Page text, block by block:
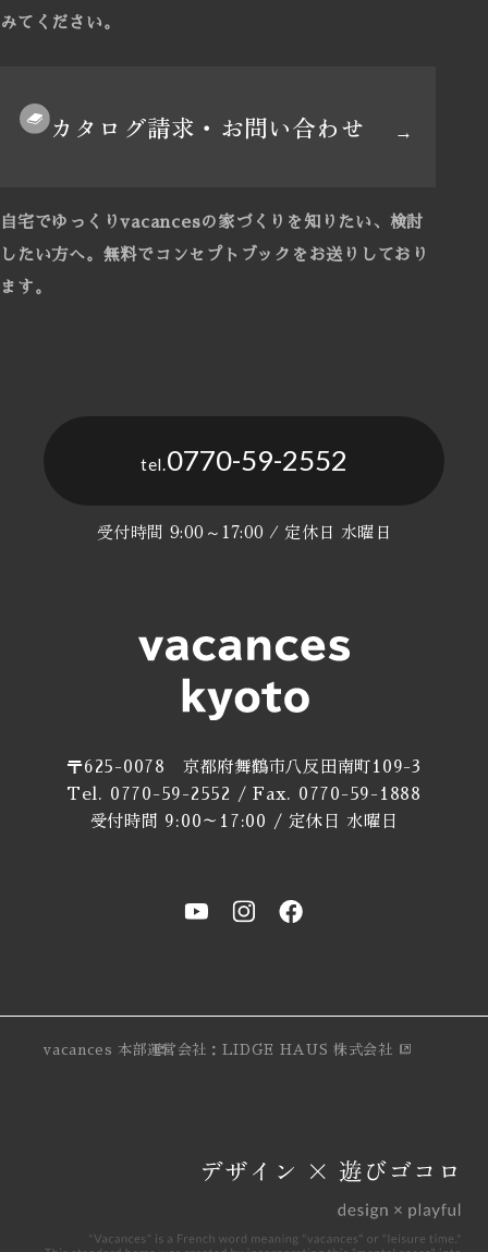
みてください。
カタログ請求・お問い合わせ
自宅でゆっくりvacancesの家づくりを知りたい、検討
したい方へ。 無料でコンセプトブックをお送りしており
ます。
tel.0770-59-2552
受付時間 9:00～17:00 / 定休日 水曜日
〒625-0078 京都府舞鶴市八反田南町109-3
Tel. 0770-59-2552 / Fax. 0770-59-1888
受付時間 9:00～17:00 / 定休日 水曜日
vacances 本部運営会社：LIDGE HAUS 株式会社